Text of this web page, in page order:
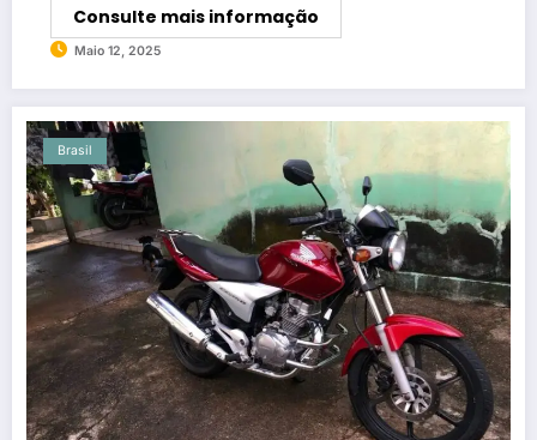
Consulte mais informação
Maio 12, 2025
Brasil